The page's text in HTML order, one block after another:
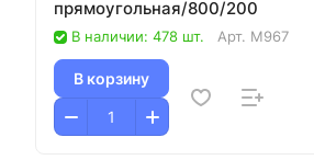
прямоугольная/800/200
В наличии: 478 шт. Арт. М967
В корзину